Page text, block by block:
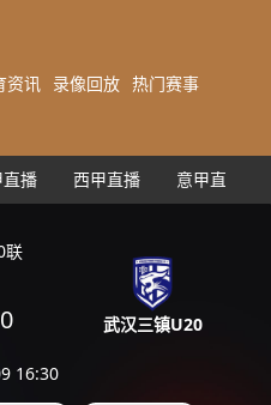
资讯 录像回放 热门赛事
直播 西甲直播 意甲直播
联
0
16:30
武汉三镇U20